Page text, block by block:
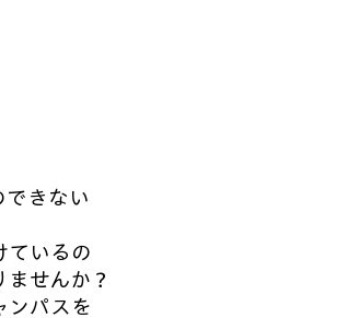
できない
ているの
せんか？
ンパスを